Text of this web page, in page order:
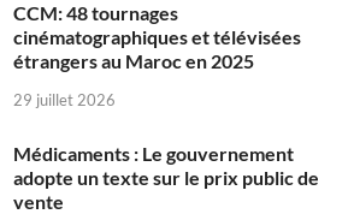
CCM: 48 tournages
cinématographiques et télévisées
étrangers au Maroc en 2025
29 juillet 2026
Médicaments : Le gouvernement
adopte un texte sur le prix public de
vente